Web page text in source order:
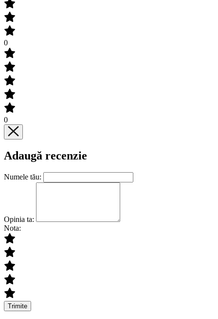
0
0
Adaugă recenzie
Numele tău:
Opinia ta:
Nota:
Trimite